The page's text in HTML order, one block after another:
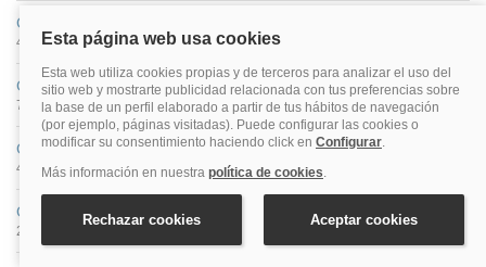
Cuenca
46 hoteles
Gijón
72 hoteles
Girona
42 hoteles
Granada
299 hoteles